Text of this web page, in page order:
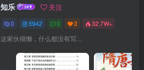
知乐 关注
0 5942 0 3 32.7W+
这家伙很懒，什么都没有写...